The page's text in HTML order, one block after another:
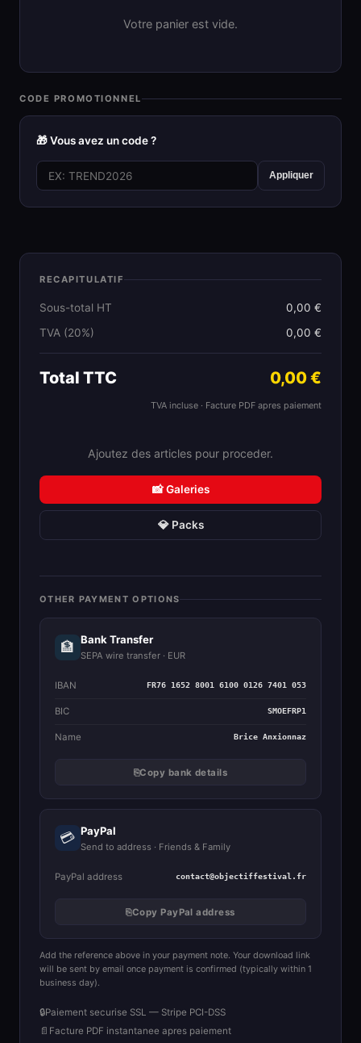
Votre panier est vide.
CODE PROMOTIONNEL
🎁 Vous avez un code ?
Appliquer
RECAPITULATIF
Sous-total HT
0,00 €
TVA (20%)
0,00 €
Total TTC 0,00 €
TVA incluse · Facture PDF apres paiement
Ajoutez des articles pour proceder.
📸 Galeries
💎 Packs
OTHER PAYMENT OPTIONS
🏦 Bank Transfer
SEPA wire transfer · EUR
IBAN FR76 1652 8001 6100 0126 7401 053
BIC SMOEFRP1
Name Brice Anxionnaz
⎘Copy bank details
💳 PayPal
Send to address · Friends & Family
PayPal address contact@objectiffestival.fr
⎘Copy PayPal address
Add the reference above in your payment note. Your download link
will be sent by email once payment is confirmed (typically within 1
business day).
🔒Paiement securise SSL — Stripe PCI-DSS
📄 Facture PDF instantanee apres paiement